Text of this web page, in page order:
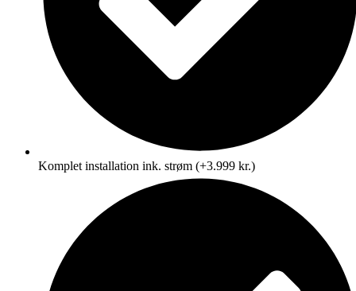
Komplet installation ink. strøm (+3.999 kr.)